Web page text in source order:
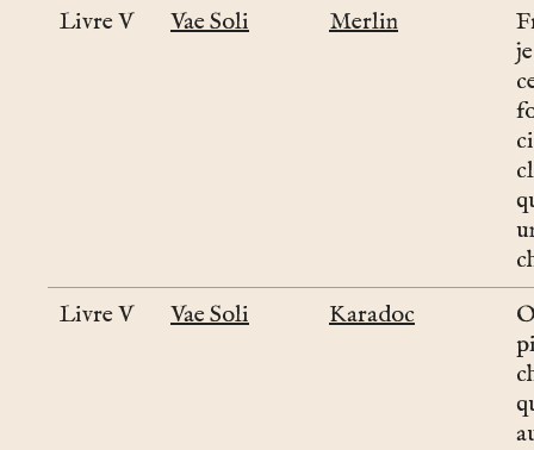
Livre V Vae Soli Merlin
Livre V
Vae Soli Karadoc